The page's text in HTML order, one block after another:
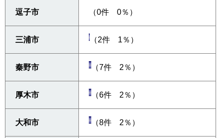
逗子市 （0件 0％）
三浦市 （2件 1％）
秦野市 （7件 2％）
厚木市 （6件 2％）
大和市 （8件 2％）